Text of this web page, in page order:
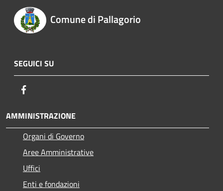
Comune di Pallagorio
SEGUICI SU
AMMINISTRAZIONE
Organi di Governo
Aree Amministrative
Uffici
Enti e fondazioni